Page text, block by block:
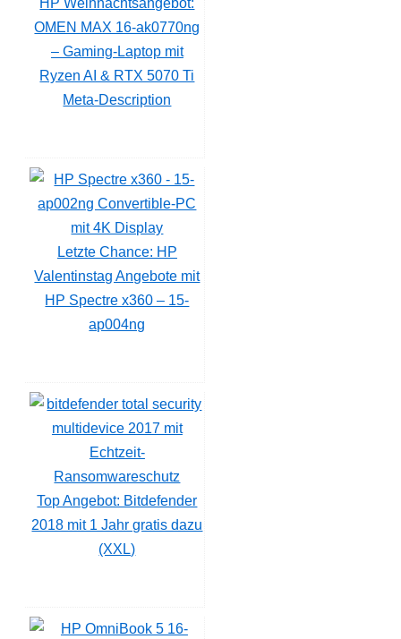
HP Weihnachtsangebot:
OMEN MAX 16-ak0770ng
– Gaming-Laptop mit
Ryzen AI & RTX 5070 Ti
Meta-Description
Letzte Chance: HP
Valentinstag Angebote mit
HP Spectre x360 – 15-
ap004ng
Top Angebot: Bitdefender
2018 mit 1 Jahr gratis dazu
(XXL)